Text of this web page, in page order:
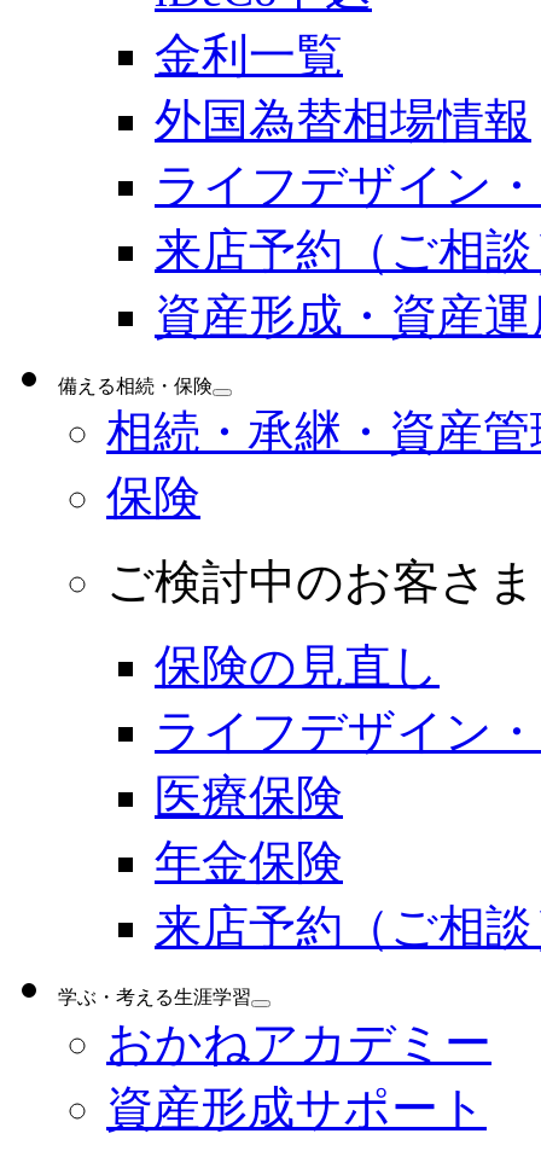
金利一覧
外国為替相場情報
ライフデザイン
来店予約（ご相
資産形成・資産
備える相続・保険
相続・承継・資産管
保険
ご検討中のお客さま
保険の見直し
ライフデザイン
医療保険
年金保険
来店予約（ご相
学ぶ・考える生涯学習
おかねアカデミー
資産形成サポート